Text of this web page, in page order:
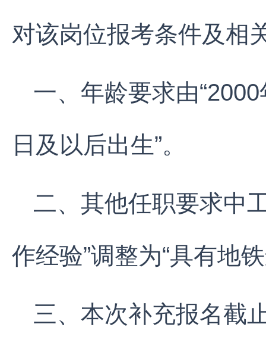
对该岗位报考条件及相
一、年龄要求由
日及以后出生”。
二、其他任职要求中
作经验”调整为“具有地
三、本次补充报名截